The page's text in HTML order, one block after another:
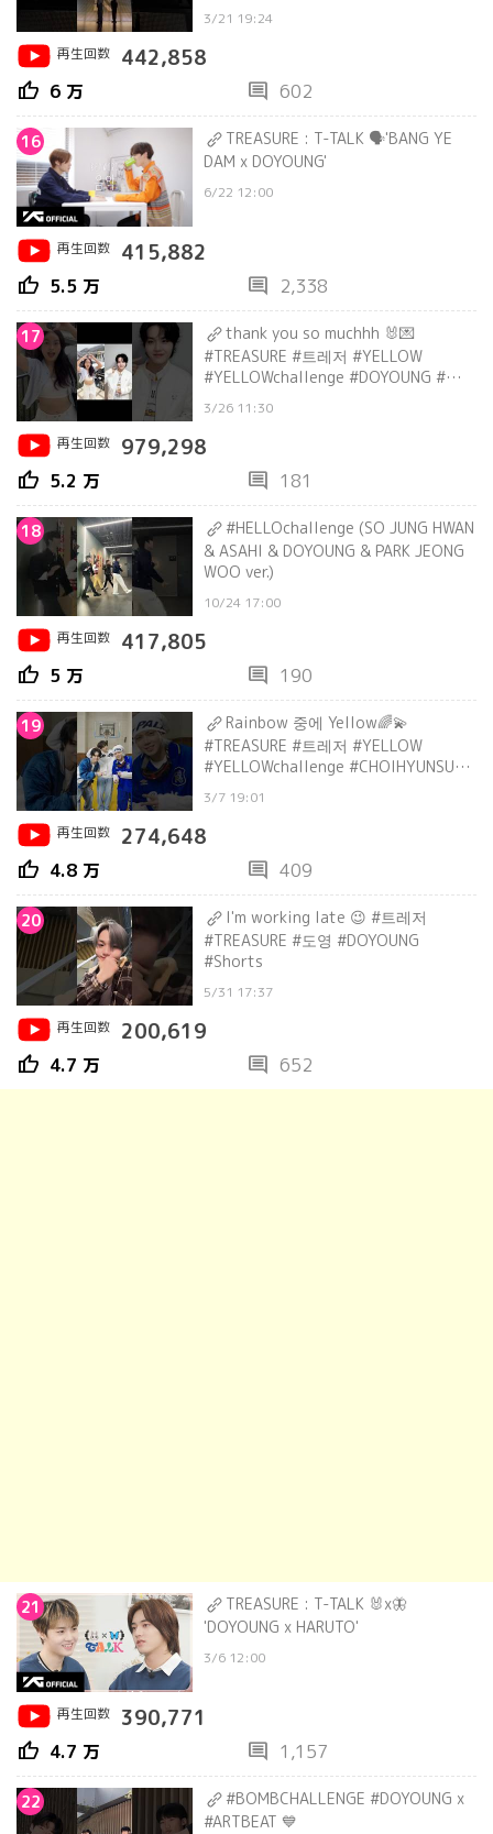
3/21 19:24
再生回数
442,858
thumb_up 6 万 comment 602
16
TREASURE : T-TALK 🗣'BANG YE
DAM x DOYOUNG'
6/22 12:00
再生回数 415,882
thumb_up 5.5 万 comment 2,338
17
thank you so muchhh 🐰💌
#TREASURE #트레저 #YELLOW
#YELLOWchallenge #DOYOUNG #도영
3/26 11:30
再生回数
979,298
thumb_up 5.2 万 comment 181
18
#HELLOchallenge (SO JUNG HWAN
& ASAHI & DOYOUNG & PARK JEONG
WOO ver.)
10/24 17:00
再生回数
417,805
thumb_up 5 万 comment 190
19
Rainbow 중에 Yellow🌈💫
#TREASURE #트레저 #YELLOW
#YELLOWchallenge #CHOIHYUNSUK
3/7 19:01
再生回数
274,648
thumb_up 4.8 万 comment 409
20
I'm working late 😉 #트레저
#TREASURE #도영 #DOYOUNG
#Shorts
5/31 17:37
再生回数
200,619
thumb_up 4.7 万 comment 652
21
TREASURE : T-TALK 🐰x🦋
'DOYOUNG x HARUTO'
3/6 12:00
再生回数 390,771
thumb_up 4.7 万 comment 1,157
22
#BOMBCHALLENGE #DOYOUNG x
#ARTBEAT 💙